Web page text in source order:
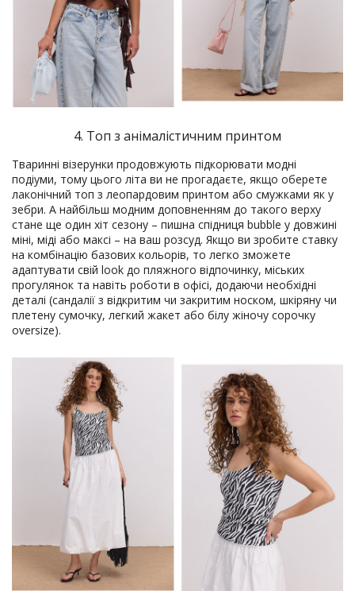
4. Топ з анімалістичним принтом
Тваринні візерунки продовжують підкорювати модні
подіуми, тому цього літа ви не прогадаєте, якщо оберете
лаконічний топ з леопардовим принтом або смужками як у
зебри. А найбільш модним доповненням до такого верху
стане ще один хіт сезону – пишна спідниця bubble у довжині
міні, міді або максі – на ваш розсуд. Якщо ви зробите ставку
на комбінацію базових кольорів, то легко зможете
адаптувати свій look до пляжного відпочинку, міських
прогулянок та навіть роботи в офісі, додаючи необхідні
деталі (сандалії з відкритим чи закритим носком, шкіряну чи
плетену сумочку, легкий жакет або білу жіночу сорочку
oversize).